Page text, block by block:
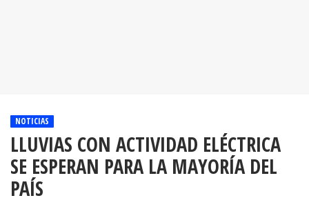
NOTICIAS
LLUVIAS CON ACTIVIDAD ELÉCTRICA
SE ESPERAN PARA LA MAYORÍA DEL
PAÍS